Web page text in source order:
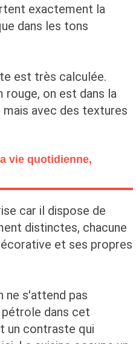
exactement la
dans les tons
est très calculée.
rouge, on est dans la
avec des textures
vie quotidienne,
car il dispose de
distinctes, chacune
et ses propres
ne s'attend pas
dans cet
un contraste qui